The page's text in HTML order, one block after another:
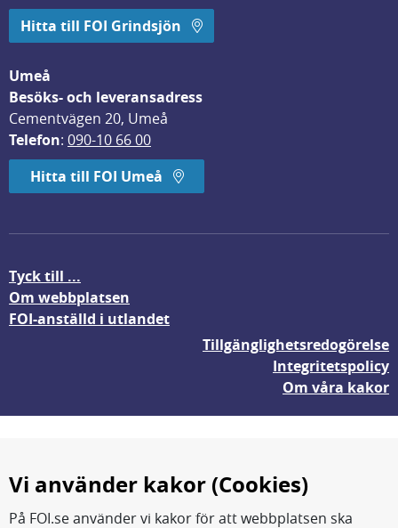
Hitta till FOI Grindsjön
Umeå
Besöks- och leveransadress
Cementvägen 20, Umeå
Telefon: 090-10 66 00
Hitta till FOI Umeå
Tyck till ...
Om webbplatsen
FOI-anställd i utlandet
Tillgänglighetsredogörelse
Integritetspolicy
Om våra kakor
Vi använder kakor (Cookies)
På FOI.se använder vi kakor för att webbplatsen ska